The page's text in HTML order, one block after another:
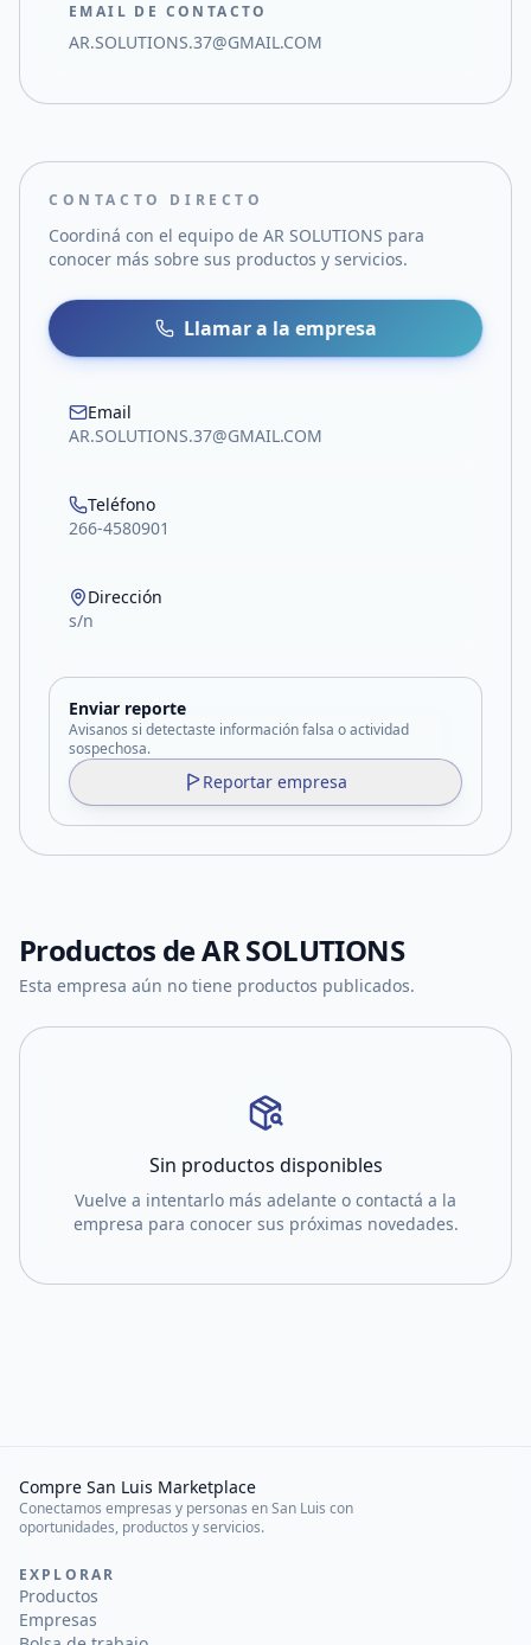
EMAIL DE CONTACTO
AR.SOLUTIONS.37@GMAIL.COM
CONTACTO DIRECTO
Coordiná con el equipo de AR SOLUTIONS para
conocer más sobre sus productos y servicios.
Llamar a la empresa
Email
AR.SOLUTIONS.37@GMAIL.COM
Teléfono
266-4580901
Dirección
s/n
Enviar reporte
Avisanos si detectaste información falsa o actividad
sospechosa.
Reportar empresa
Productos deAR SOLUTIONS
Esta empresa aún no tiene productos publicados.
Sin productos disponibles
Vuelve a intentarlo más adelante o contactá a la
empresa para conocer sus próximas novedades.
Compre San Luis Marketplace
Conectamos empresas y personas en San Luis con
oportunidades, productos y servicios.
EXPLORAR
Productos
Empresas